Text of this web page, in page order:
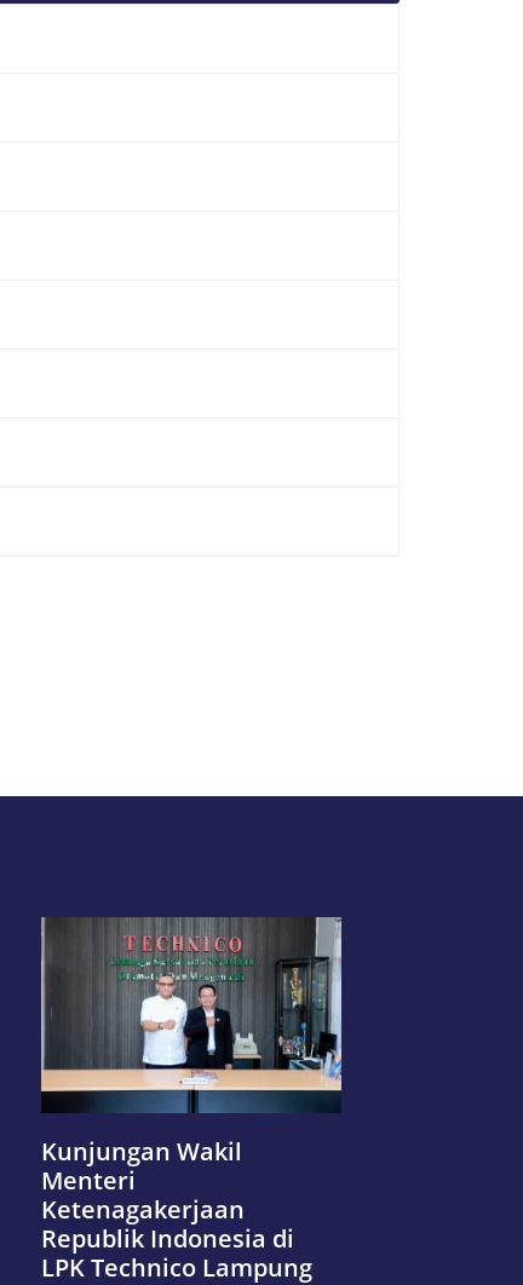
Kunjungan Wakil
Menteri
Ketenagakerjaan
Republik Indonesia di
LPK Technico Lampung